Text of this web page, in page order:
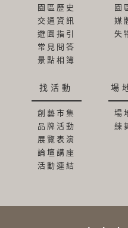
園區歷史
交通資訊
遊園指引
常見問答
景點相簿
園
媒
失
找活動
創藝市集
品牌活動
展覽表演
論壇講座
活動連結
場
場
練